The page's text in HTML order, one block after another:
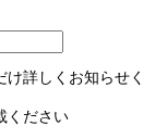
詳しくお知らせく
ください